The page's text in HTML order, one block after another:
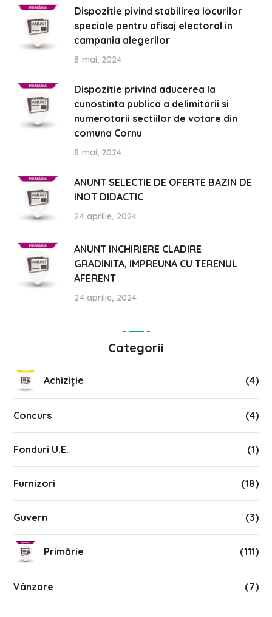
Dispozitie pivind stabilirea locurilor
speciale pentru afisaj electoral in
campania alegerilor
8 mai, 2024
Dispozitie privind aducerea la
cunostinta publica a delimitarii si
numerotarii sectiilor de votare din
comuna Cornu
8 mai, 2024
ANUNT SELECTIE DE OFERTE BAZIN DE
INOT DIDACTIC
24 aprilie, 2024
ANUNT INCHIRIERE CLADIRE
GRADINITA, IMPREUNA CU TERENUL
AFERENT
24 aprilie, 2024
Categorii
Achiziție (4)
Concurs (4)
Fonduri U.E. (1)
Furnizori (18)
Guvern (3)
Primărie (111)
Vânzare (7)